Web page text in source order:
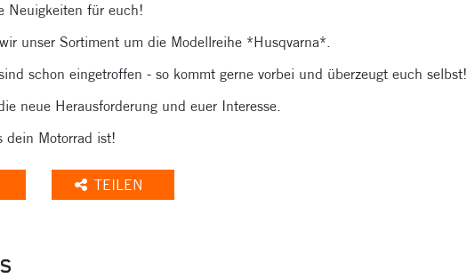
Neuigkeiten für euch!
unser Sortiment um die Modellreihe *Husqvarna*.
schon eingetroffen - so kommt gerne vorbei und überzeugt euch selbst!
neue Herausforderung und euer Interesse.
dein Motorrad ist!
TEILEN